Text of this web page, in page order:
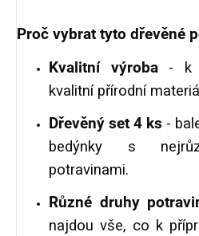
Proč vybrat tyto dřevěné
Kvalitní výroba- k
kvalitní přírodní
Dřevěný set 4 ks -
bedýnky s
potravinami.
Různé druhy
najdou vše, co k